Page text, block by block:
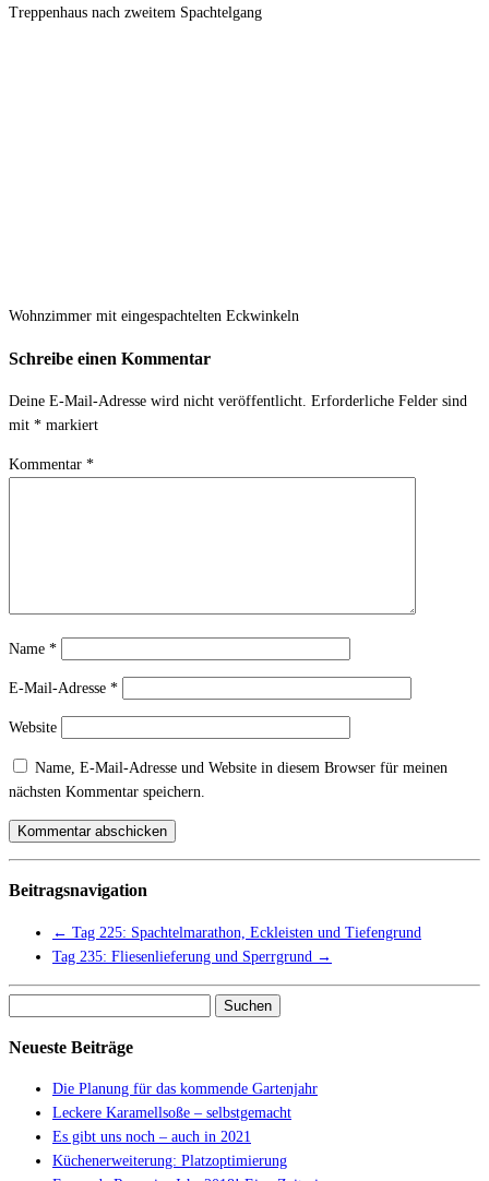
Treppenhaus nach zweitem Spachtelgang
Wohnzimmer mit eingespachtelten Eckwinkeln
Schreibe einen Kommentar
Deine E-Mail-Adresse wird nicht veröffentlicht. Erforderliche Felder sind
mit * markiert
Kommentar *
Name *
E-Mail-Adresse *
Website
Name, E-Mail-Adresse und Website in diesem Browser für meinen
nächsten Kommentar speichern.
Beitragsnavigation
← Tag 225: Spachtelmarathon, Eckleisten und Tiefengrund
Tag 235: Fliesenlieferung und Sperrgrund →
Neueste Beiträge
Die Planung für das kommende Gartenjahr
Leckere Karamellsoße – selbstgemacht
Es gibt uns noch – auch in 2021
Küchenerweiterung: Platzoptimierung